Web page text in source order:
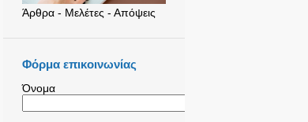
Άρθρα - Μελέτες - Απόψεις
Φόρμα επικοινωνίας
Όνομα